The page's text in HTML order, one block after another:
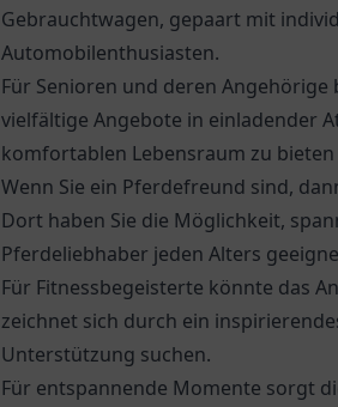
Gebrauchtwagen, gepaart mit
Automobilenthusiasten.
Für Senioren und deren Angehörige
vielfältige Angebote in einladender
komfortablen Lebensraum zu
Wenn Sie ein Pferdefreund sind,
Dort haben Sie die Möglichkeit,
Pferdeliebhaber jeden Alters
Für Fitnessbegeisterte könnte das
zeichnet sich durch ein
Unterstützung suchen.
Für entspannende Momente sorgt